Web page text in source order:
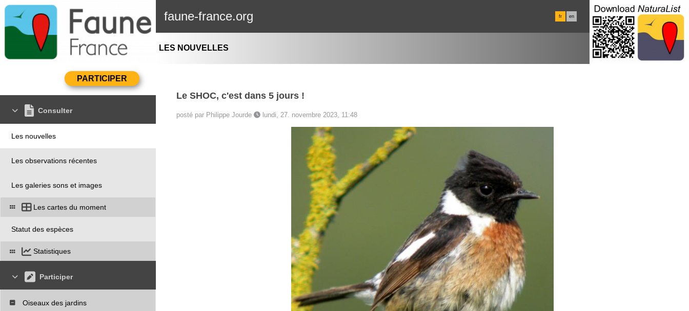
faune-france.org fr en
Consulter
Les nouvelles
Les observations récentes
Les galeries sons et images
Les cartes du moment
Statut des espèces
Statistiques
Participer
Oiseaux des jardins
LES NOUVELLES
Le SHOC, c'est dans 5 jours !
posté par Philippe Jourde lundi, 27. novembre 2023, 11:48